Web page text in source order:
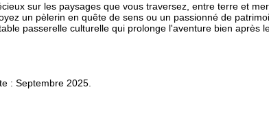
sur les paysages que vous traversez, entre terre et
un pèlerin en quête de sens ou un passionné de
passerelle culturelle qui prolonge l'aventure bien après
: Septembre 2025.